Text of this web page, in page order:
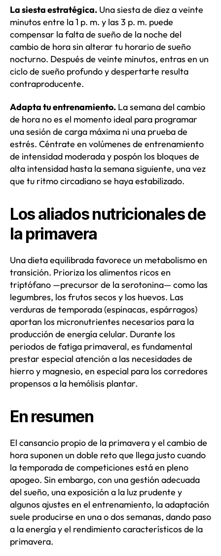
La siesta estratégica. Una siesta de diez a veinte
minutos entre la 1 p. m. y las 3 p. m. puede
compensar la falta de sueño de la noche del
cambio de hora sin alterar tu horario de sueño
nocturno. Después de veinte minutos, entras en un
ciclo de sueño profundo y despertarte resulta
contraproducente.
Adapta tu entrenamiento. La semana del cambio
de hora no es el momento ideal para programar
una sesión de carga máxima ni una prueba de
estrés. Céntrate en volúmenes de entrenamiento
de intensidad moderada y pospón los bloques de
alta intensidad hasta la semana siguiente, una vez
que tu ritmo circadiano se haya estabilizado.
Los aliados nutricionales de
la primavera
Una dieta equilibrada favorece un metabolismo en
transición. Prioriza los alimentos ricos en
triptófano —precursor de la serotonina— como las
legumbres, los frutos secos y los huevos. Las
verduras de temporada (espinacas, espárragos)
aportan los micronutrientes necesarios para la
producción de energía celular. Durante los
periodos de fatiga primaveral, es fundamental
prestar especial atención a las necesidades de
hierro y magnesio, en especial para los corredores
propensos a la hemólisis plantar.
En resumen
El cansancio propio de la primavera y el cambio de
hora suponen un doble reto que llega justo cuando
la temporada de competiciones está en pleno
apogeo. Sin embargo, con una gestión adecuada
del sueño, una exposición a la luz prudente y
algunos ajustes en el entrenamiento, la adaptación
suele producirse en una o dos semanas, dando paso
a la energía y el rendimiento característicos de la
primavera.